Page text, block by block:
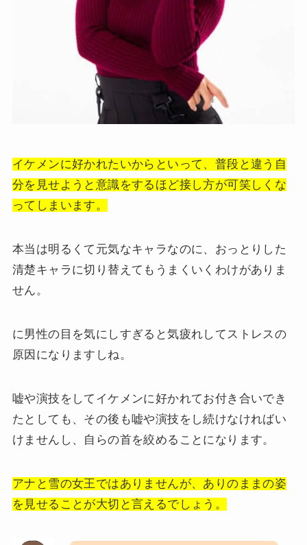
イケメンに好かれたいからといって、普段と違う自
分を見せようと意識をするほど接し方が可笑しくな
ってしまいます。
本当は明るくて元気なキャラなのに、おっとりした
清楚キャラに切り替えてもうまくいくわけがありま
せん。
に男性の目を気にしすぎると気疲れしてストレスの
原因になりますしね。
嘘や演技をしてイケメンに好かれてお付き合いでき
たとしても、その後も嘘や演技をし続けなければい
けませんし、自らの首を絞めることになります。
アナと雪の女王ではありませんが、ありのままの姿
を見せることが大切と言えるでしょう。